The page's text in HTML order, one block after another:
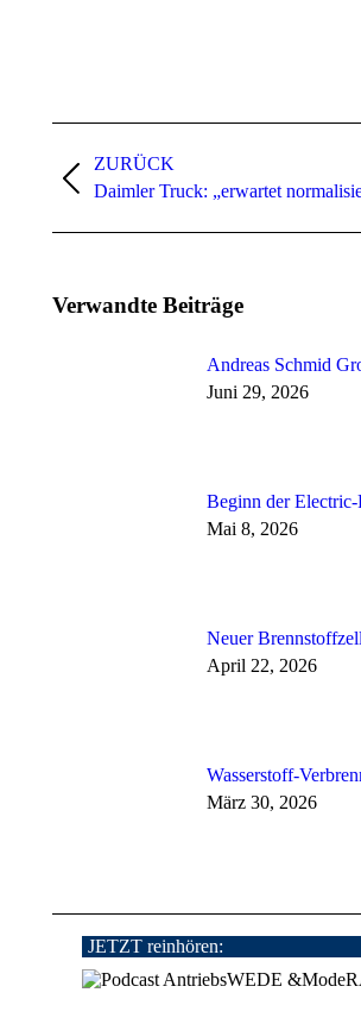
ZURÜCK
Vorheriger
Daimler Truck: „erwartet
Verwandte Beiträge
Andreas Schmid
Juni 29, 2026
Beginn der
Mai 8, 2026
Neuer
April 22, 2026
Wasserstoff-
März 30, 2026
JETZT reinhören: